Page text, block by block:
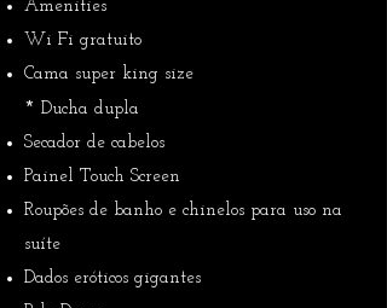
Amenities
Wi Fi gratuito
Cama super king size
​
* Ducha dupla
Secador de cabelos
Painel Touch Screen
Roupões de banho e chinelos para uso na
suíte
Dados eróticos gigantes